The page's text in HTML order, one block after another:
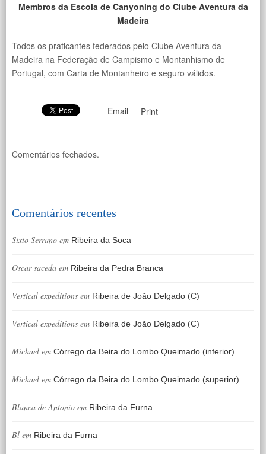
Membros da Escola de Canyoning do Clube Aventura da
Madeira
Todos os praticantes federados pelo Clube Aventura da
Madeira na Federação de Campismo e Montanhismo de
Portugal, com Carta de Montanheiro e seguro válidos.
Email Print
Comentários fechados.
Comentários recentes
Sixto Serrano em Ribeira da Soca
Oscar saceda em Ribeira da Pedra Branca
Vertical expeditions em Ribeira de João Delgado (C)
Vertical expeditions em Ribeira de João Delgado (C)
Michael em Córrego da Beira do Lombo Queimado (inferior)
Michael em Córrego da Beira do Lombo Queimado (superior)
Blanca de Antonio em Ribeira da Furna
Bl em Ribeira da Furna